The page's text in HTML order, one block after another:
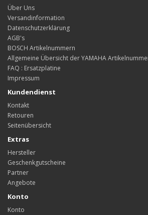
Über Uns
Versandinformation
Datenschutzerklärung
AGB's
BOSCH Artikelnummern
Allgemeine Übersicht der YAMAHA
FAQ : Ersatzplatine
Impressum
Kundendienst
Kontakt
Retouren
Seitenübersicht
Extras
Hersteller
Geschenkgutscheine
Partner
Angebote
Konto
Konto